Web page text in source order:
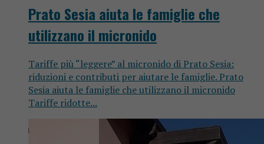
Prato Sesia aiuta le famiglie che
utilizzano il micronido
Tariffe più “leggere” al micronido di Prato Sesia:
riduzioni e contributi per aiutare le famiglie. Prato
Sesia aiuta le famiglie che utilizzano il micronido
Tariffe ridotte...